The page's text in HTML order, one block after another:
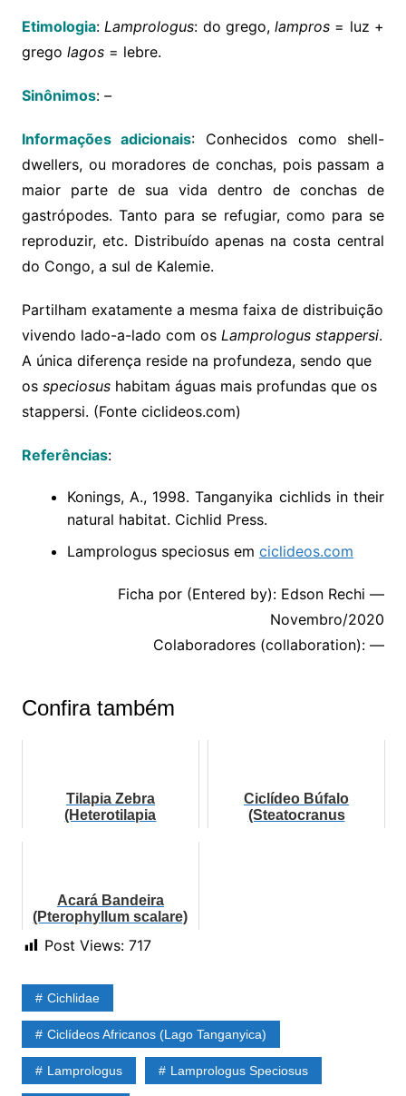
Etimologia: Lamprologus: do grego,lampros = luz +
grego lagos= lebre.
Sinônimos: –
Informações adicionais: Conhecidos como shell-
dwellers, ou moradores de conchas, pois passam a
maior parte de sua vida dentro de conchas de
gastrópodes. Tanto para se refugiar, como para se
reproduzir, etc. Distribuído apenas na costa central
do Congo, a sul de Kalemie.
Partilham exatamente a mesma faixa de distribuição
vivendo lado-a-lado com os Lamprologus stappersi.
A única diferença reside na profundeza, sendo que
os speciosushabitam águas mais profundas que os
stappersi. (Fonte ciclideos.com)
Referências:
Konings, A., 1998. Tanganyika cichlids in their
natural habitat. Cichlid Press.
Lamprologus speciosus em ciclideos.com
Ficha por (Entered by): Edson Rechi —
Novembro/2020
Colaboradores (collaboration): —
Confira também
Tilapia Zebra
(Heterotilapia
Ciclídeo Búfalo
(Steatocranus
Acará Bandeira
(Pterophyllum scalare)
Post Views: 717
Cichlidae
Ciclídeos Africanos (Lago Tanganyica)
Lamprologus Lamprologus Speciosus